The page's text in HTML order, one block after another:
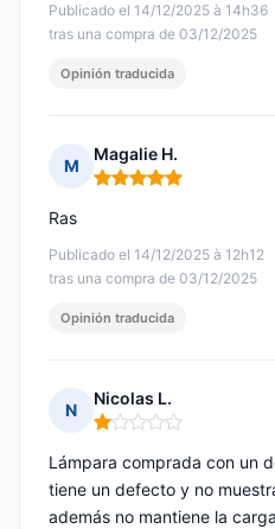
Publicado el 14/12/2025 à 14h36
tras una compra de 03/12/2025
Opinión traducida
M
Magalie H.
Nota: 5 de 5
Publicado el 14/12/2025 à 12h12
tras una compra de 03/12/2025
Ras
Opinión traducida
N
Nicolas L.
Nota: 1 de 5
Lámpara comprada con un
tiene un defecto y no
además no mantiene la